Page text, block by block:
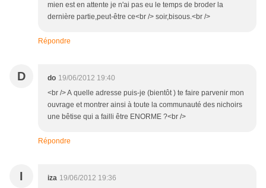
mien est en attente je n'ai pas eu le temps de broder la
dernière partie,peut-être ce<br /> soir,bisous.<br />
Répondre
D do 19/06/2012 19:40
<br /> A quelle adresse puis-je (bientôt ) te faire parvenir mon
ouvrage et montrer ainsi à toute la communauté des nichoirs
une bêtise qui a failli être ENORME ?<br />
Répondre
I iza 19/06/2012 19:36